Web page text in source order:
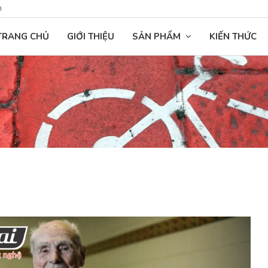
CHỦ GIỚI THIỆU SẢN PHẨM KIẾN THỨC